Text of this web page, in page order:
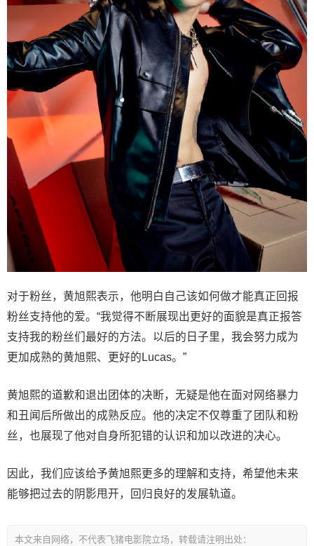
对于粉丝，黄旭熙表示，他明白自己该如何做才能真正回报
粉丝支持他的爱。“我觉得不断展现出更好的面貌是真正报答
支持我的粉丝们最好的方法。以后的日子里，我会努力成为
更加成熟的黄旭熙、更好的Lucas。”
黄旭熙的道歉和退出团体的决断，无疑是他在面对网络暴力
和丑闻后所做出的成熟反应。他的决定不仅尊重了团队和粉
丝，也展现了他对自身所犯错的认识和加以改进的决心。
因此，我们应该给予黄旭熙更多的理解和支持，希望他未来
能够把过去的阴影甩开，回归良好的发展轨道。
本文来自网络，不代表飞猪电影院立场，转载请注明出处：